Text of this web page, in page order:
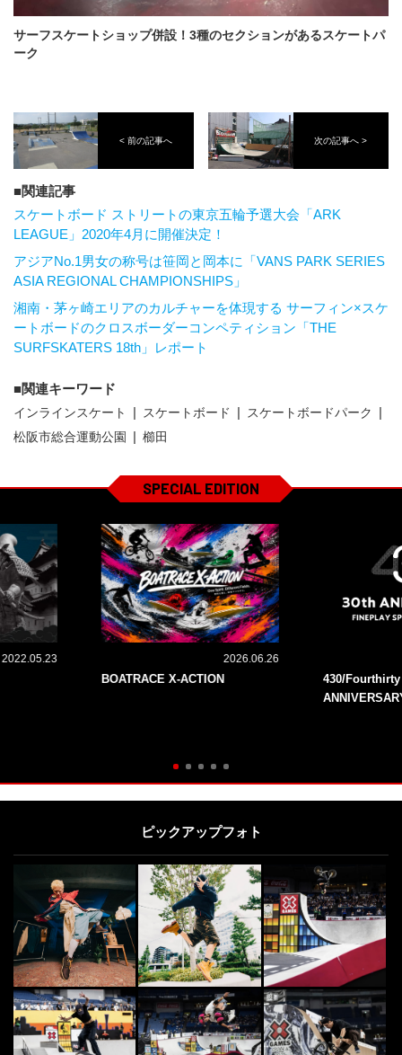
サーフスケートショップ併設！3種のセクションがあるスケートパ
ーク
< 前の記事へ 次の記事へ >
関連記事
スケートボード ストリートの東京五輪予選大会「ARK
LEAGUE」2020年4月に開催決定！
アジアNo.1男女の称号は笹岡と岡本に「VANS PARK SERIES
ASIA REGIONAL CHAMPIONSHIPS」
湘南・茅ヶ崎エリアのカルチャーを体現する サーフィン×スケ
ートボードのクロスボーダーコンペティション「THE
SURFSKATERS 18th」レポート
関連キーワード
インラインスケート スケートボード
スケートボードパーク
松阪市総合運動公園
櫛田
SPECIAL EDITION
2022.05.23 2026.06.26
BOATRACE X-ACTION
430/
ピックアップフォト